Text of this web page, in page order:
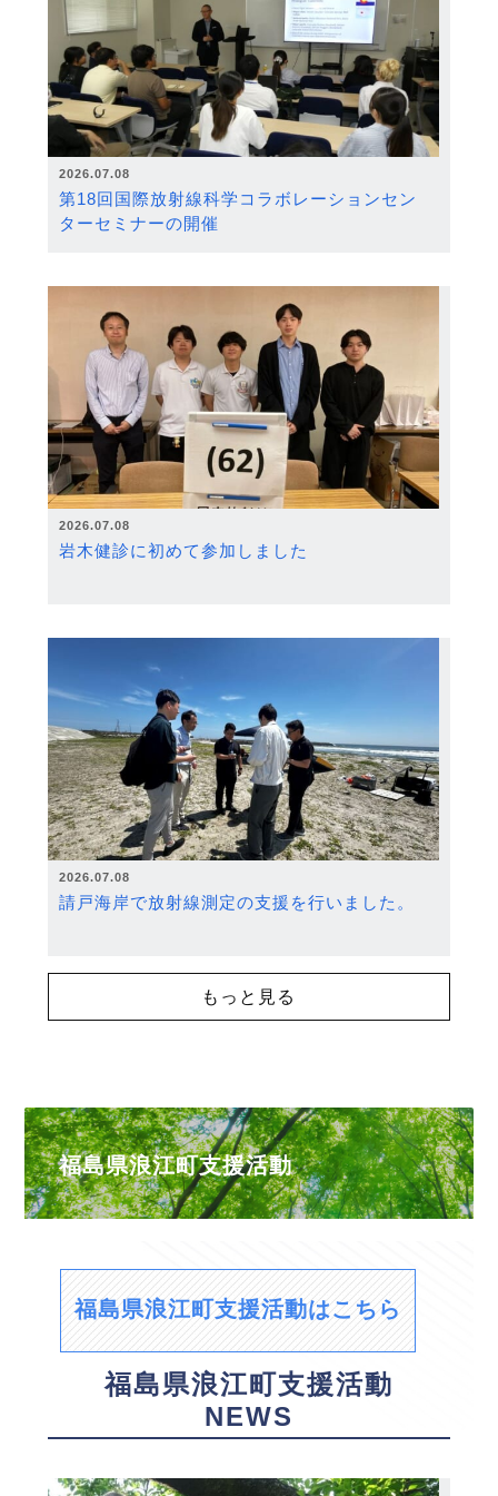
2026.07.08
第18回国際放射線科学コラボレーションセン
ターセミナーの開催
2026.07.08
岩木健診に初めて参加しました
2026.07.08
請戸海岸で放射線測定の支援を行いました。
もっと見る
福島県浪江町支援活動
福島県浪江町支援活動はこちら
福島県浪江町支援活動
NEWS